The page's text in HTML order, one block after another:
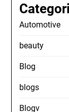
Automotive
beauty
Blog
blogs
Blogv